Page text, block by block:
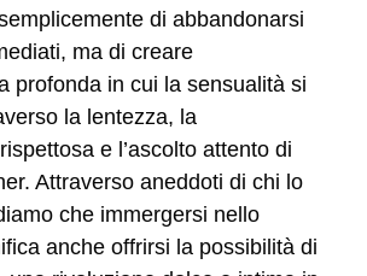
di abbandonarsi
ma di creare
profonda in cui la sensualità si
la lentezza, la
e l’ascolto attento di
Attraverso aneddoti di chi lo
che immergersi nello
anche offrirsi la possibilità di